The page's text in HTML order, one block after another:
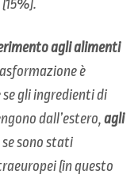
agli alimenti
è
gli ingredienti di
dall’estero, agli
se sono stati
(in questo